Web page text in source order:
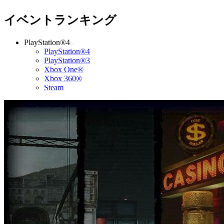
イベントランキング
PlayStation®4
PlayStation®4
PlayStation®3
Xbox One®
Xbox 360®
Steam